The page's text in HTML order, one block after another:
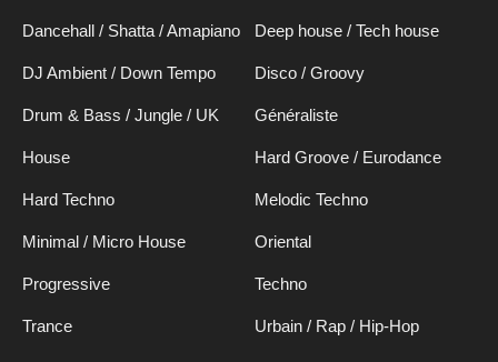
Dancehall / Shatta / Amapiano Deep house / Tech house
DJ Ambient / Down Tempo Disco / Groovy
Drum & Bass / Jungle / UK Généraliste
House Hard Groove / Eurodance
Hard Techno Melodic Techno
Minimal / Micro House Oriental
Progressive Techno
Trance Urbain / Rap / Hip-Hop